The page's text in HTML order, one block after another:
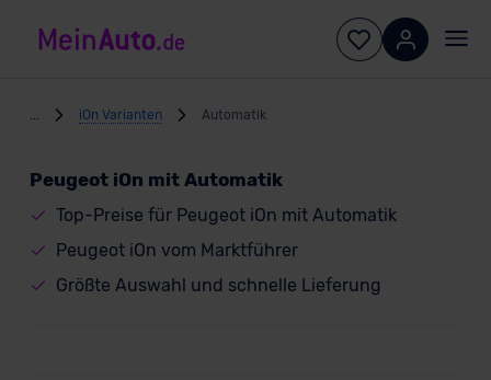
iOn Varianten Automatik
Peugeot iOn mit Automatik
Top-Preise für Peugeot iOn mit Automatik
Peugeot iOn vom Marktführer
Größte Auswahl und schnelle Lieferung